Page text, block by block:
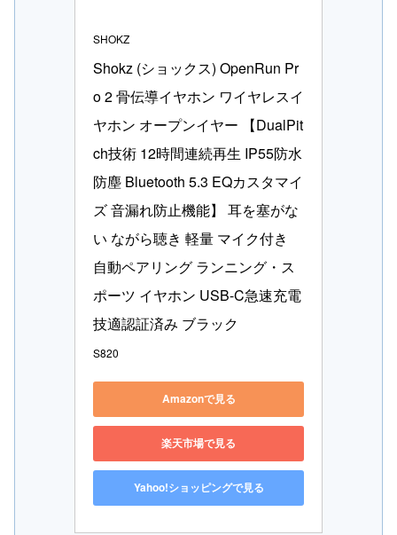
SHOKZ
Shokz (ショックス) OpenRun Pr
o 2 骨伝導イヤホン ワイヤレスイ
ヤホン オープンイヤー 【DualPit
ch技術 12時間連続再生 IP55防水
防塵 Bluetooth 5.3 EQカスタマイ
ズ 音漏れ防止機能】 耳を塞がな
い ながら聴き 軽量 マイク付き
自動ペアリング ランニング・ス
ポーツ イヤホン USB-C急速充電
技適認証済み ブラック
S820
Amazonで見る
楽天市場で見る
Yahoo!ショッピングで見る